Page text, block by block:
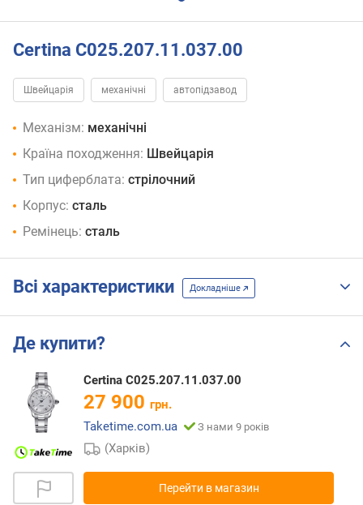
Certina C025.207.11.037.00
Швейцарія механічні автопідзавод
Механізм: механічні
Країна походження: Швейцарія
Тип циферблата: стрілочний
Корпус: сталь
Ремінець: сталь
Всі характеристики Докладніше
Де купити?
Certina C025.207.11.037.00
27 900 грн.
Taketime.com.ua
З нами 9 років
(Харків)
Перейти в магазин